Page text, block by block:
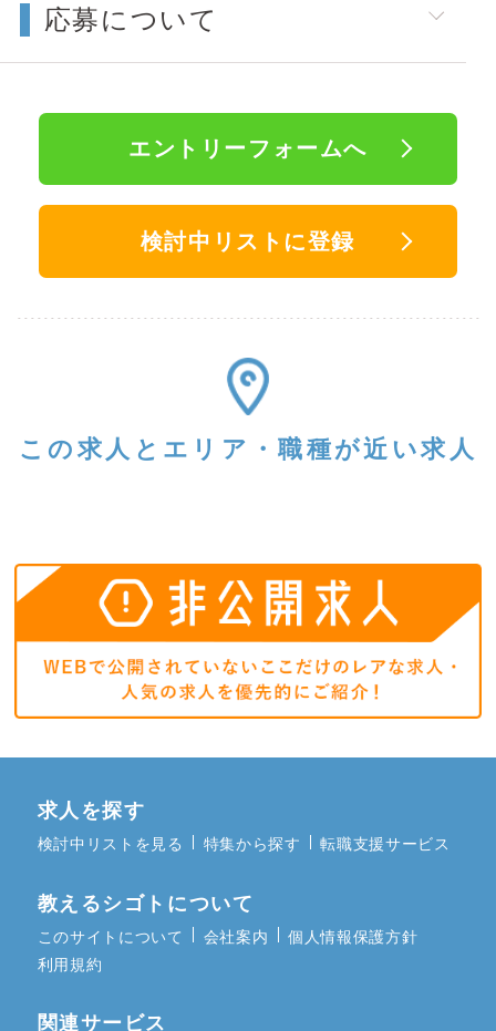
応募について
エントリーフォームへ
検討中リストに登録
この求人と エリア・職種が近い求人
求人を探す
検討中リストを見る 特集から探す 転職支援サービス
教えるシゴトについて
このサイトについて 会社案内
個人情報保護方針
利用規約
関連サービス